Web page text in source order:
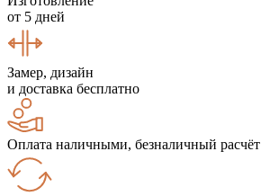
от 5 дней
Замер, дизайн
и доставка бесплатно
Оплата наличными, безналичный расчёт